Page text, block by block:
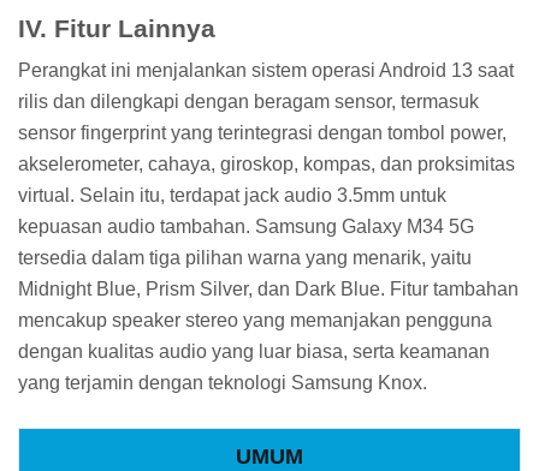
IV. Fitur Lainnya
Perangkat ini menjalankan sistem operasi Android 13 saat
rilis dan dilengkapi dengan beragam sensor, termasuk
sensor fingerprint yang terintegrasi dengan tombol power,
akselerometer, cahaya, giroskop, kompas, dan proksimitas
virtual. Selain itu, terdapat jack audio 3.5mm untuk
kepuasan audio tambahan. Samsung Galaxy M34 5G
tersedia dalam tiga pilihan warna yang menarik, yaitu
Midnight Blue, Prism Silver, dan Dark Blue. Fitur tambahan
mencakup speaker stereo yang memanjakan pengguna
dengan kualitas audio yang luar biasa, serta keamanan
yang terjamin dengan teknologi Samsung Knox.
UMUM